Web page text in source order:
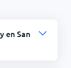
en San